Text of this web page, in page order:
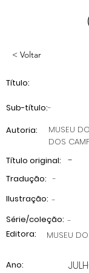
< Voltar
Título:
-
Sub-título:
Autoria:
MUSEU
DOS
Título original:
-
Tradução: -
Ilustração: -
Série/coleção: -
MUSEU
Editora:
Ano: